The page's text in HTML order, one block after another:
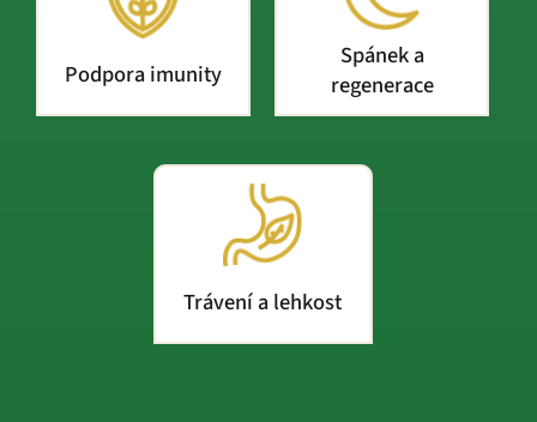
Podpora imunity
Spánek a
regenerace
Trávení a lehkost